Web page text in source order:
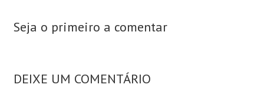
Seja o primeiro a comentar
DEIXE UM COMENTÁRIO